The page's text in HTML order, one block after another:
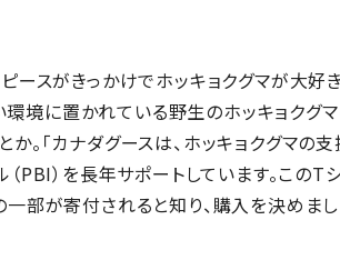
ースがきっかけでホッキョクグマが大好
境に置かれている野生のホッキョクグ
。「カナダグースは、ホッキョクグマの
PBI）を長年サポートしています。このT
部が寄付されると知り、購入を決めまし